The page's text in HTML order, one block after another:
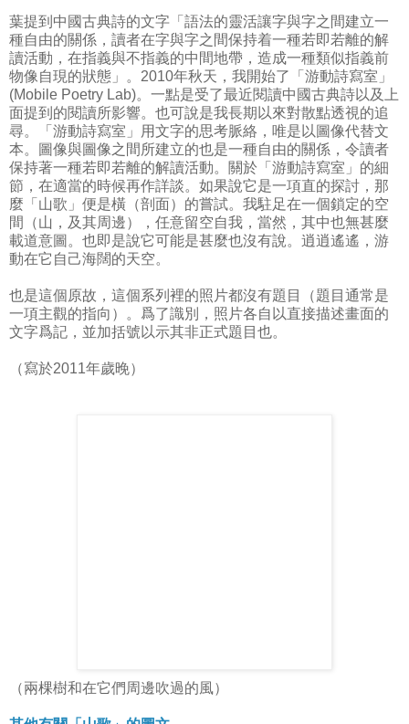
葉提到中國古典詩的文字「語法的靈活讓字與字之間建立一
種自由的關係，讀者在字與字之間保持着一種若即若離的解
讀活動，在指義與不指義的中間地帶，造成一種類似指義前
物像自現的狀態」。2010年秋天，我開始了「游動詩寫室」
(Mobile Poetry Lab)。一點是受了最近閱讀中國古典詩以及上
面提到的閱讀所影響。也可說是我長期以來對散點透視的追
尋。「游動詩寫室」用文字的思考脈絡，唯是以圖像代替文
本。圖像與圖像之間所建立的也是一種自由的關係，令讀者
保持著一種若即若離的解讀活動。關於「游動詩寫室」的細
節，在適當的時候再作詳談。如果說它是一項直的探討，那
麼「山歌」便是橫（剖面）的嘗試。我駐足在一個鎖定的空
間（山，及其周邊），任意留空自我，當然，其中也無甚麼
載道意圖。也即是說它可能是甚麼也沒有說。逍逍遙遙，游
動在它自己海闊的天空。
也是這個原故，這個系列裡的照片都沒有題目（題目通常是
一項主觀的指向）。爲了識別，照片各自以直接描述畫面的
文字爲記，並加括號以示其非正式題目也。
（寫於2011年歲晚）
（兩棵樹和在它們周邊吹過的風）